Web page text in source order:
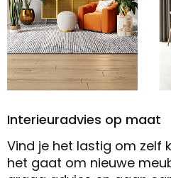
Interieuradvies op maat
Vind je het lastig om zelf
het gaat om nieuwe